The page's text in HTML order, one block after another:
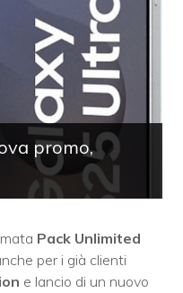
promo,
Pack Unlimited
per i già clienti
e lancio di un nuovo